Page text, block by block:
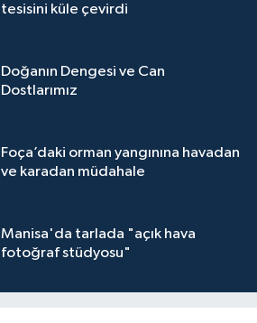
tesisini küle çevirdi
Doğanın Dengesi ve Can
Dostlarımız
Foça’daki orman yangınına havadan
ve karadan müdahale
Manisa'da tarlada "açık hava
fotoğraf stüdyosu"